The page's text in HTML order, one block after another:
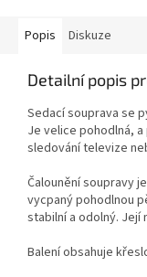
Popis Diskuze
Detailní popis
Sedací souprava se
Je velice pohodlná,
sledování televize
Čalounění soupravy
vycpaný pohodlnou
stabilní a odolný. Její
Balení obsahuje